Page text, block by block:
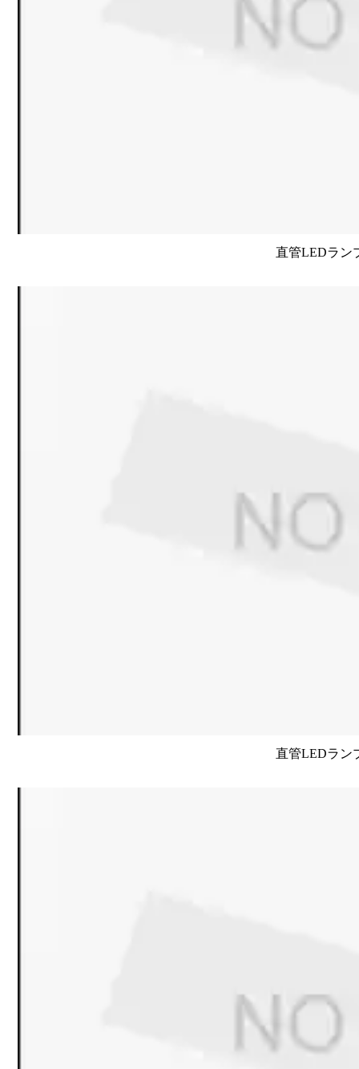
直管LEDラン
直管LEDラン